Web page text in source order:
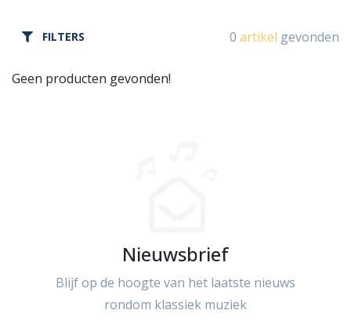
FILTERS 0 artikel gevonden
Geen producten gevonden!
Nieuwsbrief
Blijf op de hoogte van het laatste nieuws
rondom klassiek muziek